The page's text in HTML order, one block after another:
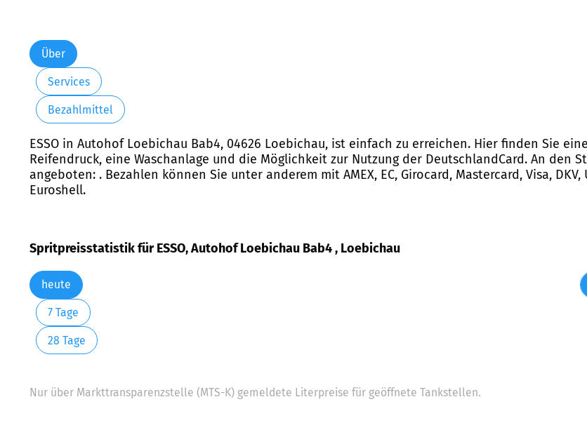
Freitag:
Samstag:
Sonntag:
Über
Services
Bezahlmittel
ESSO in Autohof Loebichau Bab4, 04626 Loebichau, ist einfach zu erreichen. Hier finden Sie
Reifendruck, eine Waschanlage und die Möglichkeit zur Nutzung der DeutschlandCard. An den
angeboten: . Bezahlen können Sie unter anderem mit AMEX, EC, Girocard, Mastercard, Visa, DKV,
Euroshell.
Spritpreisstatistik für ESSO, Autohof Loebichau Bab4 , Loebichau
heute
7 Tage
28 Tage
Nur über Markttransparenzstelle (MTS-K) gemeldete Literpreise für geöffnete Tankstellen.